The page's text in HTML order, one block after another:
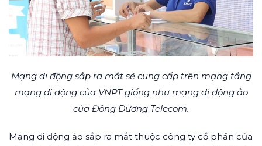
Mạng di động sắp ra mắt sẽ cung cấp trên mạng tầng
mạng di động của VNPT giống như mạng di động ảo
của Đông Dương Telecom.
Mạng di động ảo sắp ra mắt thuộc công ty cổ phần của